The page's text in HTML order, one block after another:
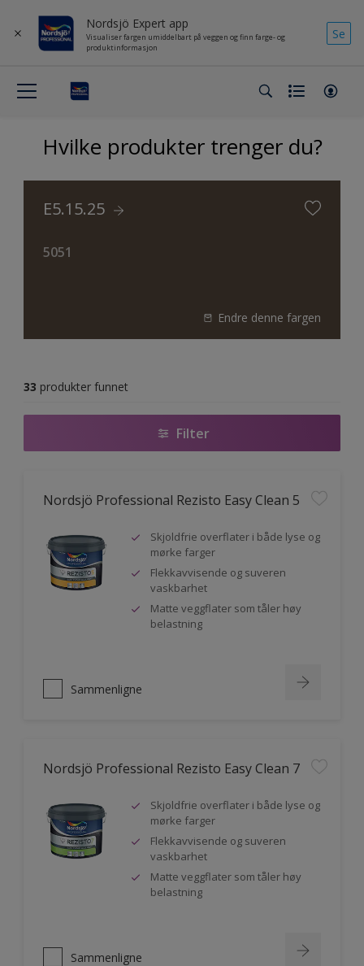
Nordsjö Expert app
Visualiser fargen umiddelbart på veggen og finn farge- og
produktinformasjon
Se
Hvilke produkter trenger du?
E5.15.25
5051
Endre denne fargen
33 produkter funnet
Filter
Nordsjö Professional Rezisto Easy Clean 5
Skjoldfrie overflater i både lyse og
mørke farger
Flekkavvisende og suveren
vaskbarhet
Matte veggflater som tåler høy
belastning
Sammenligne
Nordsjö Professional Rezisto Easy Clean 7
Skjoldfrie overflater i både lyse og
mørke farger
Flekkavvisende og suveren
vaskbarhet
Matte veggflater som tåler høy
belastning
Sammenligne